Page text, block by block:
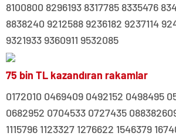
8100800 8296193 8317785 8335476
8838240 9212588 9236182 9237114
9321933 9360911 9532085
75 bin TL kazandıran rakamlar
0172010 0469409 0492152 0498495
0682952 0704533 0727435
1115796 1123327 1276622 1546379